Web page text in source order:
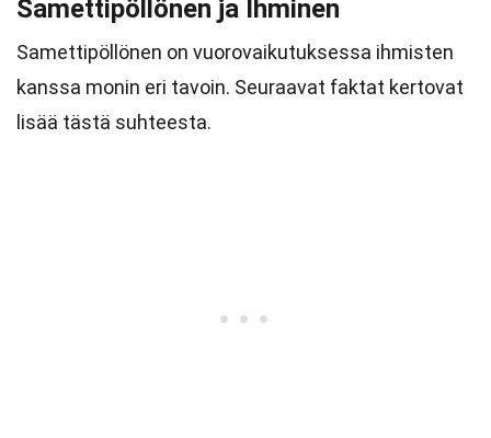
Samettipöllönen ja Ihminen
Samettipöllönen on vuorovaikutuksessa ihmisten
kanssa monin eri tavoin. Seuraavat faktat kertovat
lisää tästä suhteesta.